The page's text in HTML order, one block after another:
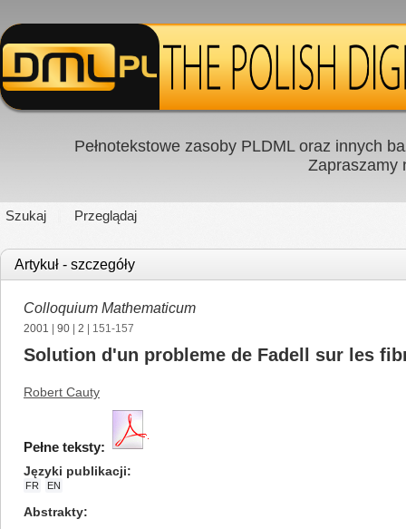
Pełnotekstowe zasoby PLDML oraz innych
Zapraszamy
Szukaj Przeglądaj
Artykuł - szczegóły
Colloquium Mathematicum
2001 90 2 | 151-157
Solution d'un probleme de Fadell sur les
Robert Cauty
Pełne teksty:
Języki publikacji
FR EN
Abstrakty